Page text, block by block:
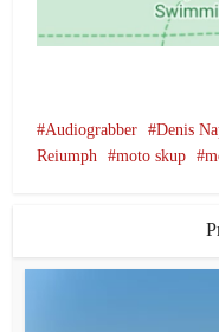
Audiograbber Denis
Reiumph
moto skup